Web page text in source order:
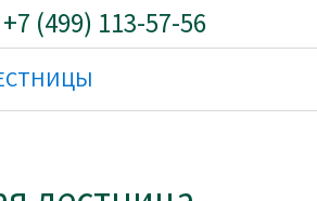
+7 (499) 113-57-56